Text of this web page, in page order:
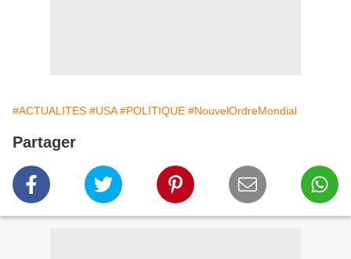
#ACTUALITES #USA #POLITIQUE #NouvelOrdreMondial
Partager